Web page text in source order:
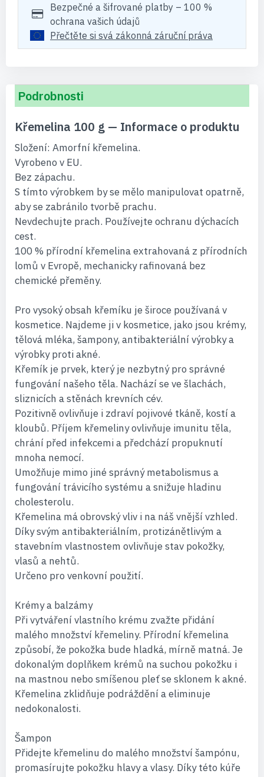
Bezpečné a šifrované platby – 100 %
ochrana vašich údajů
Přečtěte si svá zákonná záruční práva
Podrobnosti
Křemelina 100 g — Informace o produktu
Složení: Amorfní křemelina.
Vyrobeno v EU.
Bez zápachu.
S tímto výrobkem by se mělo manipulovat opatrně,
aby se zabránilo tvorbě prachu.
Nevdechujte prach. Používejte ochranu dýchacích
cest.
100 % přírodní křemelina extrahovaná z přírodních
lomů v Evropě, mechanicky rafinovaná bez
chemické přeměny.
Pro vysoký obsah křemíku je široce používaná v
kosmetice. Najdeme ji v kosmetice, jako jsou krémy,
tělová mléka, šampony, antibakteriální výrobky a
výrobky proti akné.
Křemík je prvek, který je nezbytný pro správné
fungování našeho těla. Nachází se ve šlachách,
sliznicích a stěnách krevních cév.
Pozitivně ovlivňuje i zdraví pojivové tkáně, kostí a
kloubů. Příjem křemeliny ovlivňuje imunitu těla,
chrání před infekcemi a předchází propuknutí
mnoha nemocí.
Umožňuje mimo jiné správný metabolismus a
fungování trávicího systému a snižuje hladinu
cholesterolu.
Křemelina má obrovský vliv i na náš vnější vzhled.
Díky svým antibakteriálním, protizánětlivým a
stavebním vlastnostem ovlivňuje stav pokožky,
vlasů a nehtů.
Určeno pro venkovní použití.
Krémy a balzámy
Při vytváření vlastního krému zvažte přidání
malého množství křemeliny. Přírodní křemelina
způsobí, že pokožka bude hladká, mírně matná. Je
dokonalým doplňkem krémů na suchou pokožku i
na mastnou nebo smíšenou pleť se sklonem k akné.
Křemelina zklidňuje podráždění a eliminuje
nedokonalosti.
Šampon
Přidejte křemelinu do malého množství šampónu,
promasírujte pokožku hlavy a vlasy. Díky této kúře